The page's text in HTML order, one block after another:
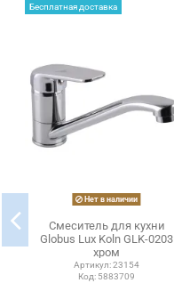
Бесплатная доставка
Нет в наличии
Смеситель для кухни
Globus Lux Koln GLK-0203
хром
Артикул:23154
Код: 5883709